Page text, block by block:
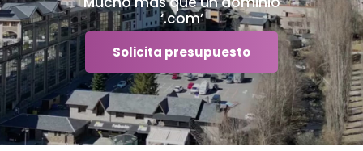
‘.com’
Solicita presupuesto